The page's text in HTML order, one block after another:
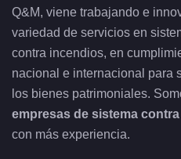
Q&M, viene trabajando e
variedad de servicios en
contra incendios, en
nacional e internacional para
los bienes patrimoniales.
empresas de sistema
con más experiencia.